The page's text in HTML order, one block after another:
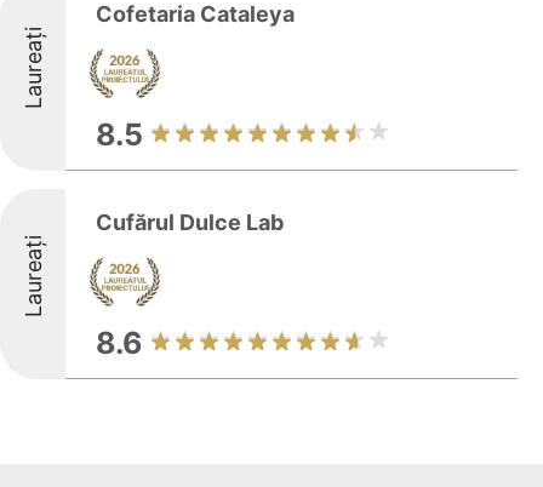
Laureați
Cofetaria Cataleya
8.5
Laureați
Cufărul Dulce Lab
8.6